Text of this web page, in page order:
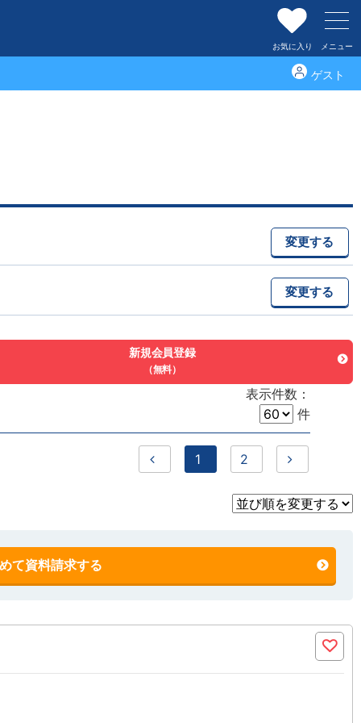
お気に入り メニュー
ゲスト
変更する
変更する
新規会員登録
（無料）
表示件数：
件
1 2
て資料請求する